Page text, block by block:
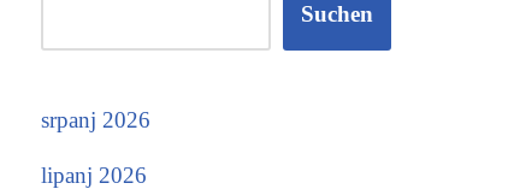
Suchen
srpanj 2026
lipanj 2026